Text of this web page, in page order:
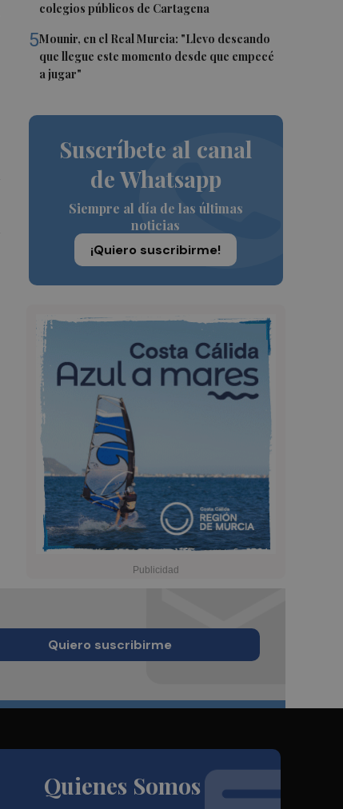
colegios públicos de Cartagena
5Mounir, en el Real Murcia: "Llevo deseando
que llegue este momento desde que empecé
a jugar"
Suscríbete al canal
de Whatsapp
Siempre al día de las últimas
noticias
¡Quiero suscribirme!
Quiero suscribirme
Quienes Somos